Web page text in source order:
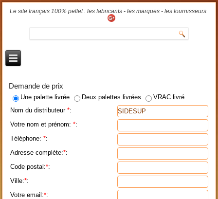
Le site français 100% pellet : les fabricants - les marques - les fournisseurs
Demande de prix
Une palette livrée Deux palettes livrées
VRAC livré
Nom du distributeur*:
Votre nom et prénom:*:
Téléphone:*:
Adresse complète:*:
Code postal:*:
Ville:*:
Votre email:*: